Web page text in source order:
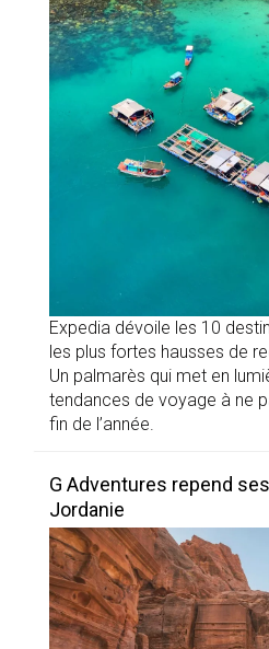
Expedia dévoile les 10
les plus fortes hausses de
Un palmarès qui met en
tendances de voyage à ne
fin de l’année.
G Adventures repend
Jordanie